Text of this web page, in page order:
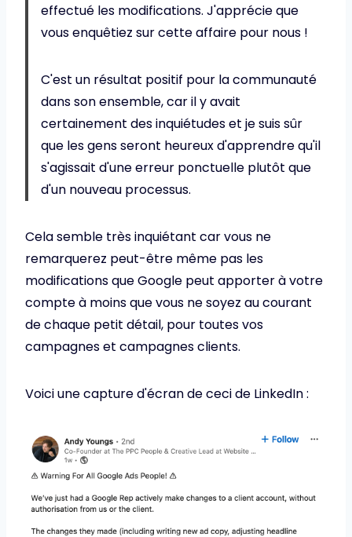
effectué les modifications. J'apprécie que
vous enquêtiez sur cette affaire pour nous !
C'est un résultat positif pour la communauté
dans son ensemble, car il y avait
certainement des inquiétudes et je suis sûr
que les gens seront heureux d'apprendre qu'il
s'agissait d'une erreur ponctuelle plutôt que
d'un nouveau processus.
Cela semble très inquiétant car vous ne
remarquerez peut-être même pas les
modifications que Google peut apporter à votre
compte à moins que vous ne soyez au courant
de chaque petit détail, pour toutes vos
campagnes et campagnes clients.
Voici une capture d'écran de ceci de LinkedIn :